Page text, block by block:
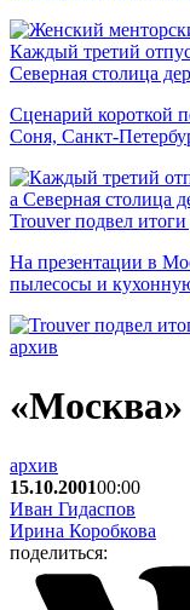
Каждый третий
Северная столица
Сценарий короткой
Соня, Санкт-
Trouver подвел
На презентации в
пылесосы и
архив
«Москва»
архив
15.10.200100:00
Иван Гидаспов
Ирина Коробкова
поделиться: